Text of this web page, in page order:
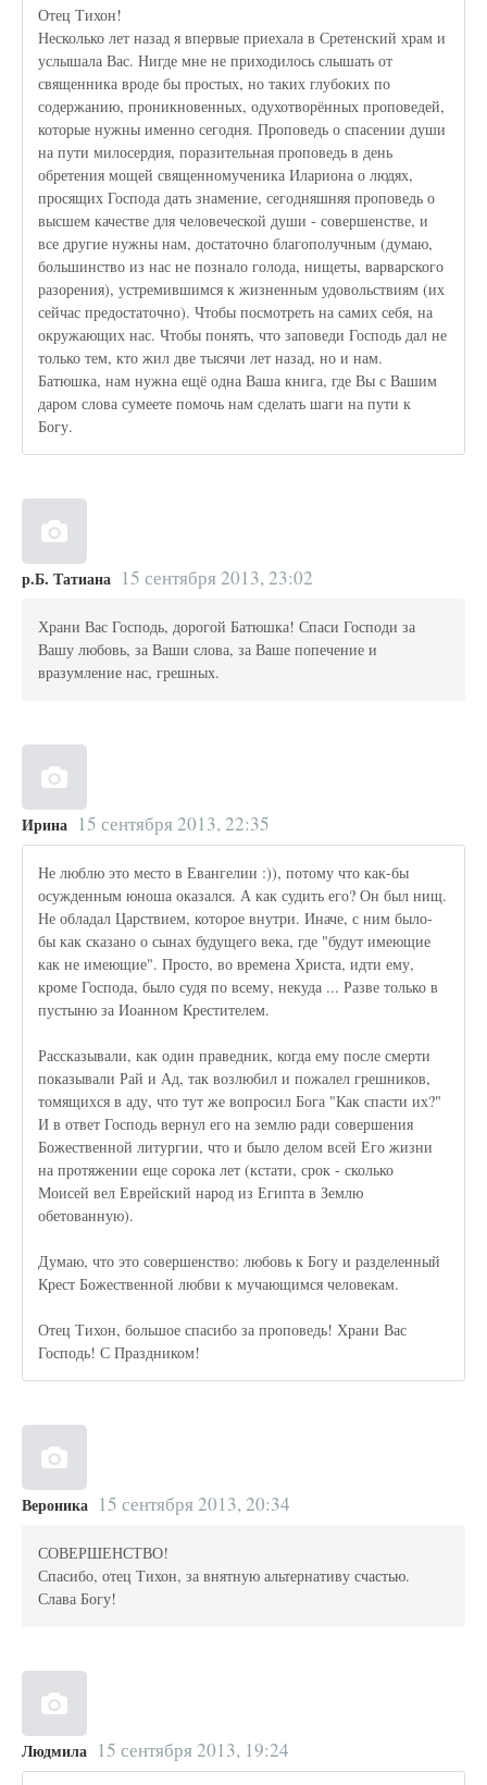
Отец Тихон!
Несколько лет назад я впервые приехала в Сретенский храм и
услышала Вас. Нигде мне не приходилось слышать от
священника вроде бы простых, но таких глубоких по
содержанию, проникновенных, одухотворённых проповедей,
которые нужны именно сегодня. Проповедь о спасении души
на пути милосердия, поразительная проповедь в день
обретения мощей священномученика Илариона о людях,
просящих Господа дать знамение, сегодняшняя проповедь о
высшем качестве для человеческой души - совершенстве, и
все другие нужны нам, достаточно благополучным (думаю,
большинство из нас не познало голода, нищеты, варварского
разорения), устремившимся к жизненным удовольствиям (их
сейчас предостаточно). Чтобы посмотреть на самих себя, на
окружающих нас. Чтобы понять, что заповеди Господь дал не
только тем, кто жил две тысячи лет назад, но и нам.
Батюшка, нам нужна ещё одна Ваша книга, где Вы с Вашим
даром слова сумеете помочь нам сделать шаги на пути к
Богу.
р.Б. Татиана 15 сентября 2013, 23:02
Храни Вас Господь, дорогой Батюшка! Спаси Господи за
Вашу любовь, за Ваши слова, за Ваше попечение и
вразумление нас, грешных.
Ирина 15 сентября 2013, 22:35
Не люблю это место в Евангелии :)), потому что как-бы
осужденным юноша оказался. А как судить его? Он был нищ.
Не обладал Царствием, которое внутри. Иначе, с ним было-
бы как сказано о сынах будущего века, где "будут имеющие
как не имеющие". Просто, во времена Христа, идти ему,
кроме Господа, было судя по всему, некуда ... Разве только в
пустыню за Иоанном Крестителем.
Рассказывали, как один праведник, когда ему после смерти
показывали Рай и Ад, так возлюбил и пожалел грешников,
томящихся в аду, что тут же вопросил Бога "Как спасти их?"
И в ответ Господь вернул его на землю ради совершения
Божественной литургии, что и было делом всей Его жизни
на протяжении еще сорока лет (кстати, срок - сколько
Моисей вел Еврейский народ из Египта в Землю
обетованную).
Думаю, что это совершенство: любовь к Богу и разделенный
Крест Божественной любви к мучающимся человекам.
Отец Тихон, большое спасибо за проповедь! Храни Вас
Господь! С Праздником!
Вероника 15 сентября 2013, 20:34
СОВЕРШЕНСТВО!
Спасибо, отец Тихон, за внятную альтернативу счастью.
Слава Богу!
Людмила 15 сентября 2013, 19:24